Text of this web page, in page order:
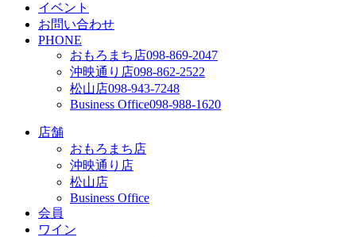
イベント
お問い合わせ
PHONE
おもろまち店098-869-2047
沖映通り店098-862-2522
松山店098-943-7248
Business Office098-988-1620
店舗
おもろまち店
沖映通り店
松山店
Business Office
会員
ワイン